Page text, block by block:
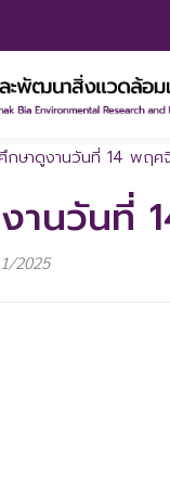
กษาดูงานวันที่ 14 พฤศ
านวันที่
2025